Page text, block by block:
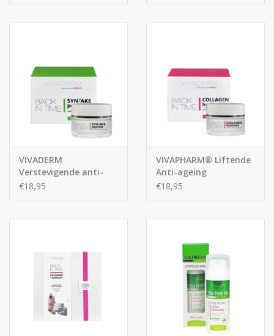
Blog
VIVADERM
Verstevigende anti-
rimpelcrème SYN®-
€18,95
VIVAPHARM® Liftende
Anti-ageing
Gezichtscrème met
€18,95